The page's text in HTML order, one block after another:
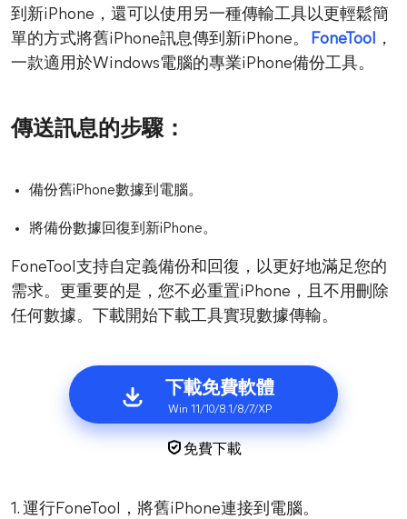
到新iPhone，還可以使用另一種傳輸工具以更輕鬆簡
單的方式將舊iPhone訊息傳到新iPhone。
FoneTool ，
一款適用於Windows電腦的專業iPhone備份工具。
傳送訊息的步驟：
備份舊iPhone數據到電腦。
將備份數據回復到新iPhone。
FoneTool支持自定義備份和回復，以更好地滿足您的
需求。更重要的是，您不必重置iPhone，且不用刪除
任何數據。下載開始下載工具實現數據傳輸。
下載免費軟體
Win 11/10/8.1/8/7/XP
免費下載
1. 運行FoneTool，將舊iPhone連接到電腦。